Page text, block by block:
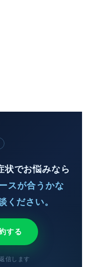
状でお悩みなら
スが合うかな
ください。
する
信します